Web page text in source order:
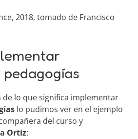
2018, tomado de Francisco
lo que significa implementar
lo pudimos ver en el ejemplo
del curso y
Ortiz: